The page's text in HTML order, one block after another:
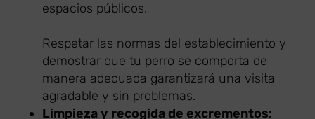
espacios públicos.
Respetar las normas del establecimiento y
demostrar que tu perro se comporta de
manera adecuada garantizará una visita
agradable y sin problemas.
Limpieza y recogida de excrementos: